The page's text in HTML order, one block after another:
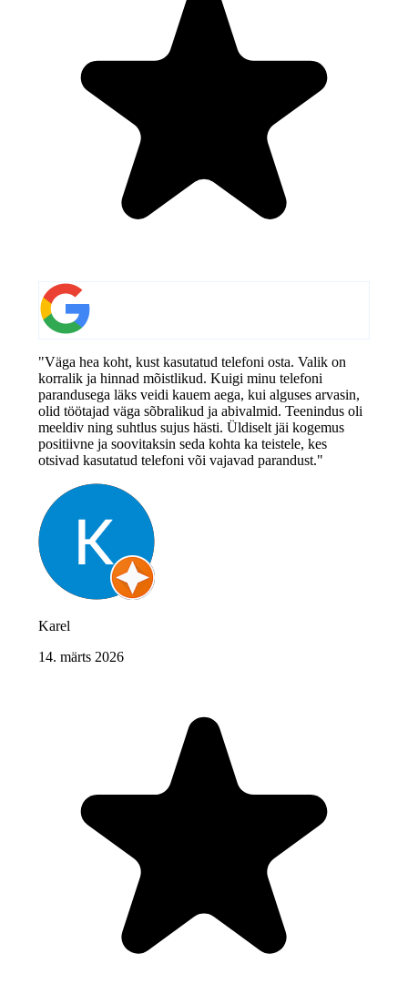
"Väga hea koht, kust kasutatud telefoni osta. Valik on
korralik ja hinnad mõistlikud. Kuigi minu telefoni
parandusega läks veidi kauem aega, kui alguses arvasin,
olid töötajad väga sõbralikud ja abivalmid. Teenindus oli
meeldiv ning suhtlus sujus hästi. Üldiselt jäi kogemus
positiivne ja soovitaksin seda kohta ka teistele, kes
otsivad kasutatud telefoni või vajavad parandust."
Karel
14. märts 2026